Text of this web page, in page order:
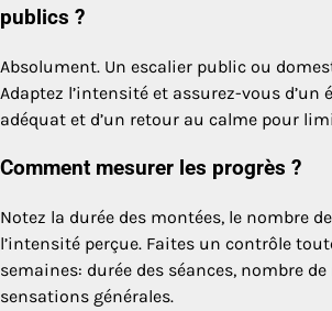
publics ?
Absolument. Un escalier public ou
Adaptez l’intensité et assurez-vous d’un
adéquat et d’un retour au calme pour
Comment mesurer les progrès ?
Notez la durée des montées, le nombre
l’intensité perçue. Faites un contrôle
semaines: durée des séances, nombre
sensations générales.